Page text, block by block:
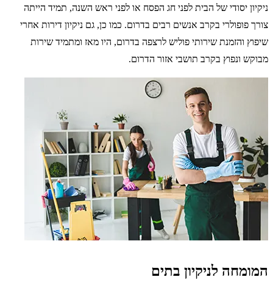
ניקיון יסודי של הבית לפני חג הפסח או לפני ראש השנה, תמיד הייתה
צורך פופולרי בקרב אנשים רבים בדרום. כמו כן, גם ניקיון דירות אחרי
שיפוץ והזמנת שירותי פוליש לרצפה בדרום, היו מאז ומתמיד שירות
מבוקש ונפוץ בקרב תושבי אזור הדרום.
המומחה לניקיון בתים